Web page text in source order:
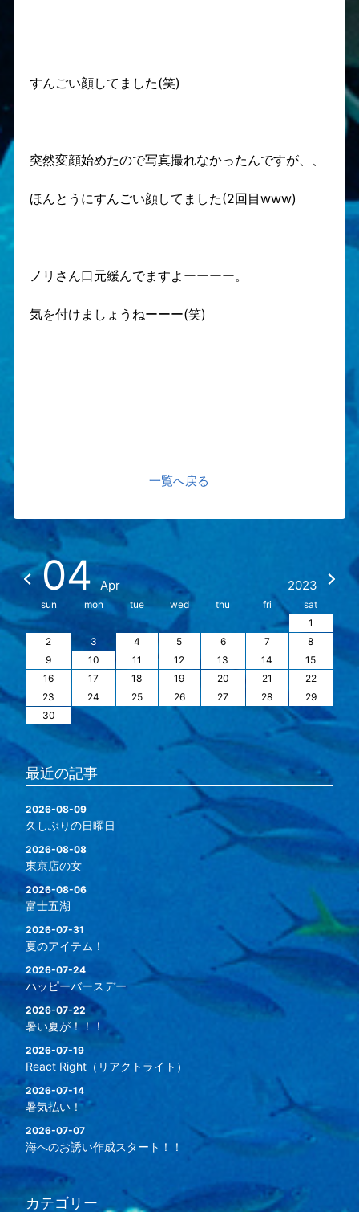
すんごい顔してました(笑)
突然変顔始めたので写真撮れなかったんですが、、
ほんとうにすんごい顔してました(2回目www)
ノリさん口元緩んでますよーーーー。
気を付けましょうねーーー(笑)
一覧へ戻る
04 Apr 2023
sun mon tue wed thu fri
sat
1
2
3 4 5 6 7
8
9
10 11 12 13 14
15
16
17 18 19 20 21
22
23
24 25 26 27 28
29
30
最近の記事
2026-08-09
久しぶりの日曜日
2026-08-08
東京店の女
2026-08-06
富士五湖
2026-07-31
夏のアイテム！
2026-07-24
ハッピーバースデー
2026-07-22
暑い夏が！！！
2026-07-19
React Right（リアクトライト）
2026-07-14
暑気払い！
2026-07-07
海へのお誘い作成スタート！！
カテゴリー